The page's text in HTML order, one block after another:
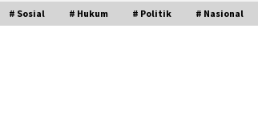
# Sosial # Hukum # Politik # Nasional